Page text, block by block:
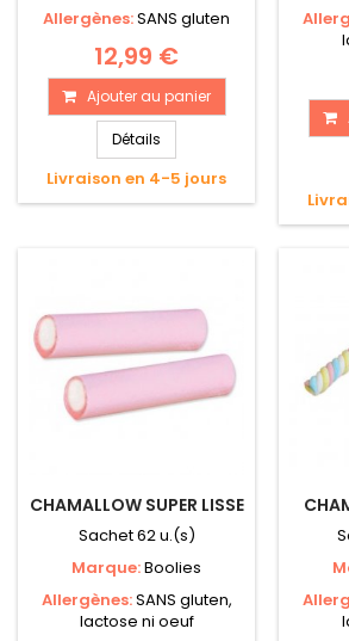
Allergènes:SANS gluten
12,99 €
Ajouter au panier
Détails
Livraison en 4-5 jours
CHAMALLOW SUPER LISSE
Sachet 62 u.(s)
Marque:Boolies
Allergènes:SANS gluten,
lactose ni oeuf